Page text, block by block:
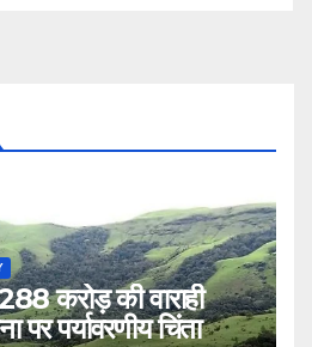
करोड़ की वाराही
पर पर्यावरणीय चिंता